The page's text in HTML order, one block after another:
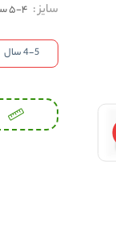
سایز: 4-5 سال
4-5 سال